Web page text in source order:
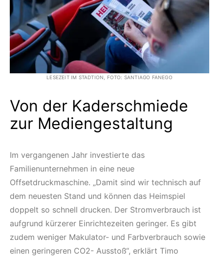
LESEZEIT IM STADTION, FOTO: SANTIAGO FANEGO
Von der Kaderschmiede
zur Mediengestaltung
Im vergangenen Jahr investierte das
Familienunternehmen in eine neue
Offsetdruckmaschine. „Damit sind wir technisch auf
dem neuesten Stand und können das Heimspiel
doppelt so schnell drucken. Der Stromverbrauch ist
aufgrund kürzerer Einrichtezeiten geringer. Es gibt
zudem weniger Makulator- und Farbverbrauch sowie
einen geringeren CO2- Ausstoß“, erklärt Timo